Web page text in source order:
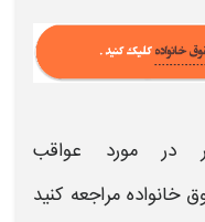
در مورد عواقب
خانواده مراجعه کنید